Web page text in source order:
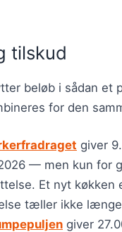
tilskud
beløb i sådan et
for den
giver
— men kun for
Et nyt køkken
tæller ikke
giver